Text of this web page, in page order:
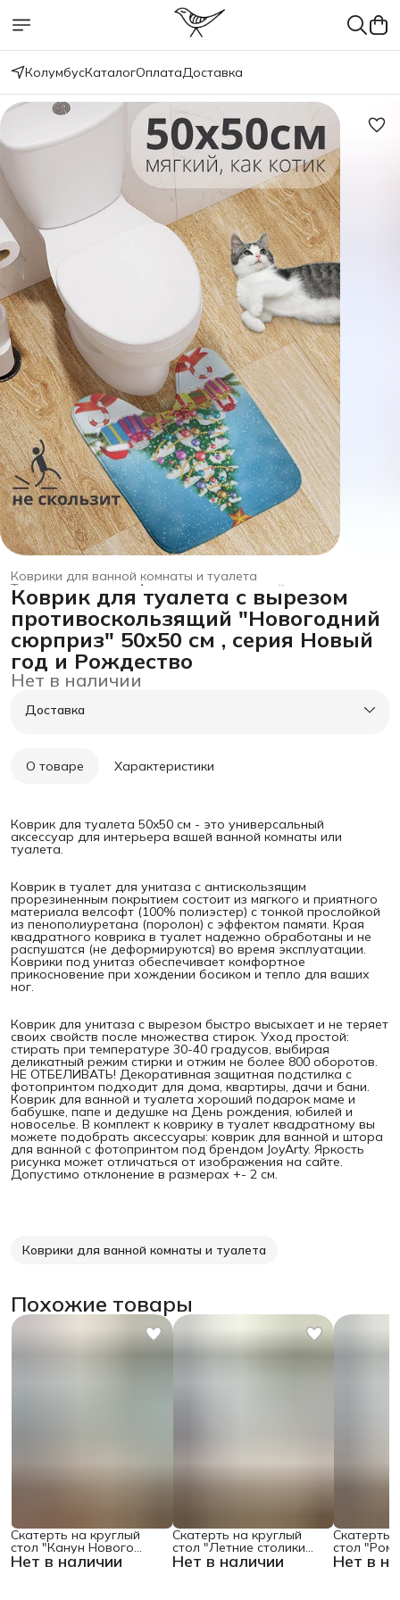
КолумбусКаталогОплатаДоставка
Коврики для ванной комнаты и туалета
Аксессуары для ванной и туалета
Товары для дома
Главная ›
Коврик для туалета с вырезом
противоскользящий "Новогодний
сюрприз" 50x50 см , серия Новый
год и Рождество
Нет в наличии
Доставка
О товаре Характеристики
Коврик для туалета 50x50 см - это универсальный
аксессуар для интерьера вашей ванной комнаты или
туалета.
Коврик в туалет для унитаза с антискользящим
прорезиненным покрытием состоит из мягкого и приятного
материала велсофт (100% полиэстер) с тонкой прослойкой
из пенополиуретана (поролон) с эффектом памяти. Края
квадратного коврика в туалет надежно обработаны и не
распушатся (не деформируются) во время эксплуатации.
Коврики под унитаз обеспечивает комфортное
прикосновение при хождении босиком и тепло для ваших
ног.
Коврик для унитаза с вырезом быстро высыхает и не теряет
своих свойств после множества стирок. Уход простой:
стирать при температуре 30-40 градусов, выбирая
деликатный режим стирки и отжим не более 800 оборотов.
НЕ ОТБЕЛИВАТЬ! Декоративная защитная подстилка с
фотопринтом подходит для дома, квартиры, дачи и бани.
Коврик для ванной и туалета хороший подарок маме и
бабушке, папе и дедушке на День рождения, юбилей и
новоселье. В комплект к коврику в туалет квадратному вы
можете подобрать аксессуары: коврик для ванной и штора
для ванной с фотопринтом под брендом JoyArty. Яркость
рисунка может отличаться от изображения на сайте.
Допустимо отклонение в размерах +- 2 см.
Коврики для ванной комнаты и туалета
Похожие товары
Нет в наличии
Скатерть на круглый
стол "Канун Нового
Года", 150х150 , серия Нет в наличии
Скатерть на круглый
стол "Летние столики
кафе", 150х150 Нет в
Скатерть
стол
поляне",